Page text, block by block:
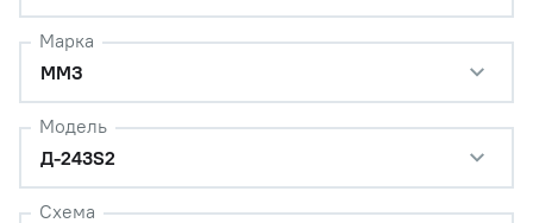
Марка
ММЗ
Модель
Д-243S2
Схема